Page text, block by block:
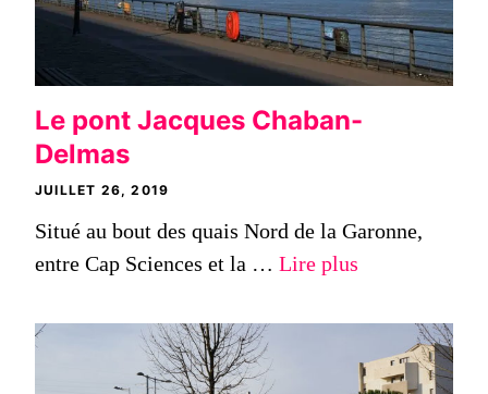
Le pont Jacques Chaban-
Delmas
JUILLET 26, 2019
Situé au bout des quais Nord de la Garonne,
entre Cap Sciences et la … Lire plus